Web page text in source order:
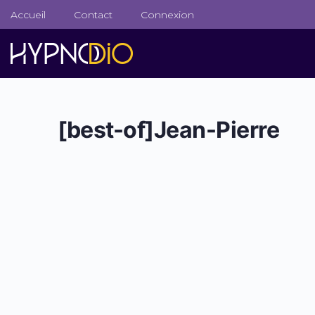
Accueil Contact Connexion
[best-of]Jean-Pierre